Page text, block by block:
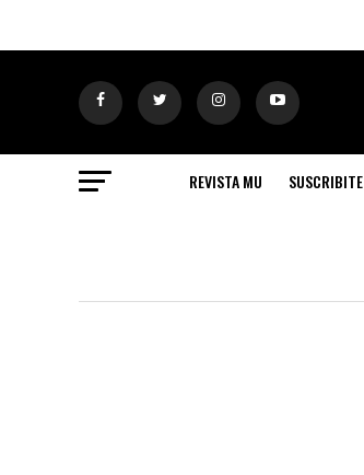
REVISTA MU SUSCRIBITE